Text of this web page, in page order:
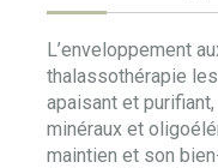
L’enveloppement
thalassothérapie
apaisant et
minéraux et
maintien et son